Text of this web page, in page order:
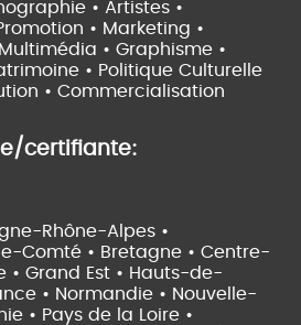
• Artistes •
• Marketing •
• Graphisme •
• Politique Culturelle
• Commercialisation
certifiante:
Rhône-Alpes •
Comté • Bretagne • Centre-
• Grand Est • Hauts-de-
• Normandie • Nouvelle-
• Pays de la Loire •